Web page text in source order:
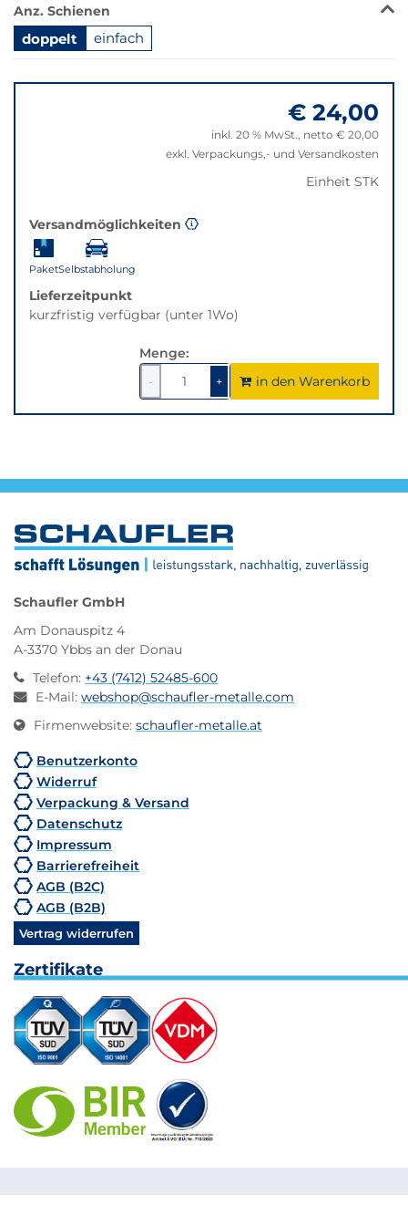
wechselt
der
Filter
die
Anz. Schienen
doppelt einfach
zu
€ 24,00
inkl. 20 % MwSt., netto € 20,00
exkl. Verpackungs,- und Versandkosten
Einheit STK
Versandmöglichkeiten
PaketSelbstabholung
Lieferzeitpunkt
kurzfristig verfügbar (unter 1Wo)
Menge:
-
1
verringern
+1um
1
erhöhen
in den Warenkorb
Schaufler GmbH
Am Donauspitz 4
A-3370 Ybbs an der Donau
Telefon: +43 (7412) 52485-600
E-Mail: webshop@schaufler-metalle.com
Firmenwebsite: schaufler-metalle.at
Benutzerkonto
Widerruf
Verpackung & Versand
Datenschutz
Impressum
Barrierefreiheit
AGB (B2C)
AGB (B2B)
Vertrag widerrufen
Zertifikate